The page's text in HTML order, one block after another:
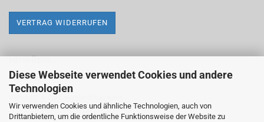
Diese Webseite verwendet Cookies und andere
Technologien
Wir verwenden Cookies und ähnliche Technologien, auch von
Drittanbietern, um die ordentliche Funktionsweise der Website zu
VERTRAG WIDERRUFEN
Impressum
Versand- & Zahlungsbedingungen
Widerrufsrecht & Widerrufsformular